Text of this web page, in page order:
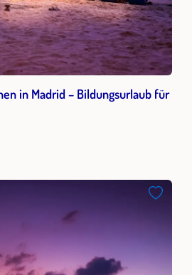
in Madrid – Bildungsurlaub für